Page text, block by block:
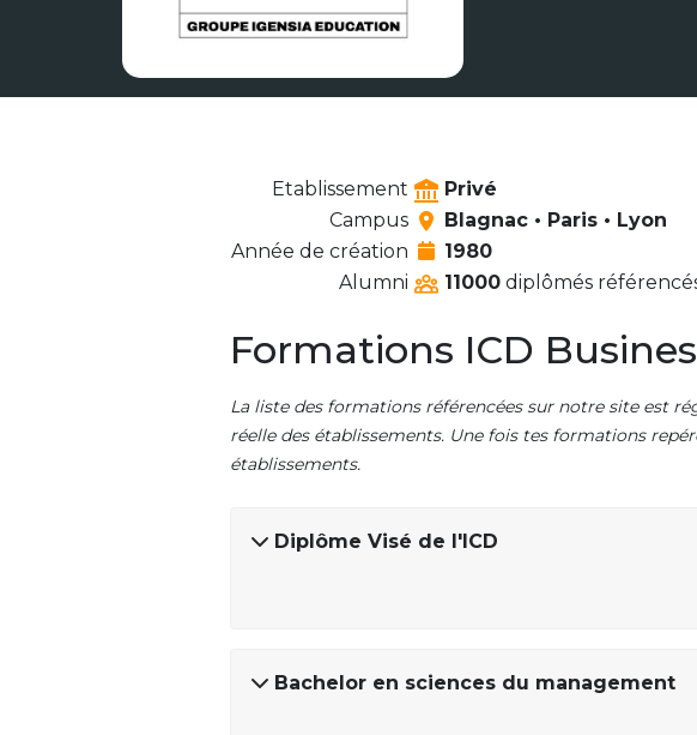
Etablissement
Privé
Campus
Blagnac • Paris • Lyon
Année de création
1980
Alumni
11000 diplômés
Formations ICD
La liste des formations référencées sur notre site est
réelle des établissements. Une fois tes formations
établissements.
Diplôme Visé de l'ICD
Bachelor en sciences du management